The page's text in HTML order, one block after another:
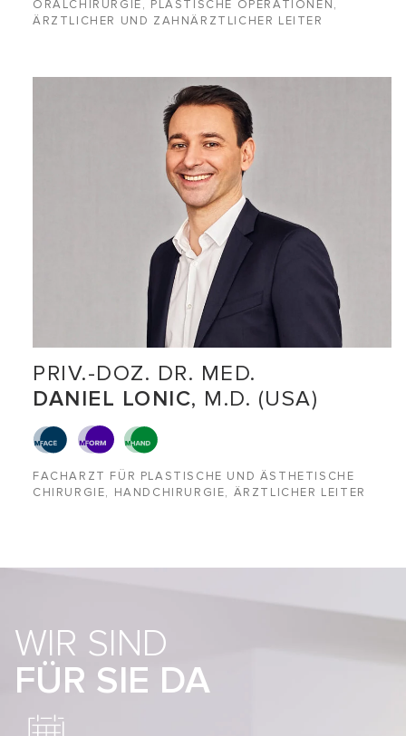
ORALCHIRURGIE, PLASTISCHE OPERATIONEN,
ÄRZTLICHER UND ZAHNÄRZTLICHER LEITER
PRIV.-DOZ. DR. MED.
DANIEL LONIC, M.D. (USA)
FACHARZT FÜR PLASTISCHE UND ÄSTHETISCHE
CHIRURGIE, HANDCHIRURGIE, ÄRZTLICHER LEITER
WIR SIND
FÜR SIE DA